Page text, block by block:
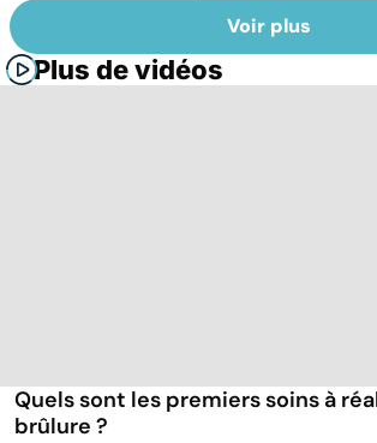
Voir plus
Plus de vidéos
Quels sont les premiers soins à
brûlure ?